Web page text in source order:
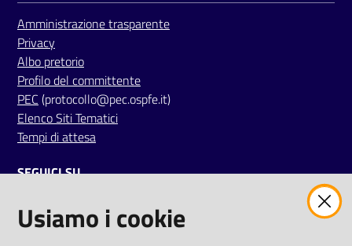
Amministrazione trasparente
Privacy
Albo pretorio
Profilo del committente
PEC (protocollo@pec.ospfe.it)
Elenco Siti Tematici
Tempi di attesa
SEGUICI SU
twitterfacebookyoutube
Usiamo i cookie